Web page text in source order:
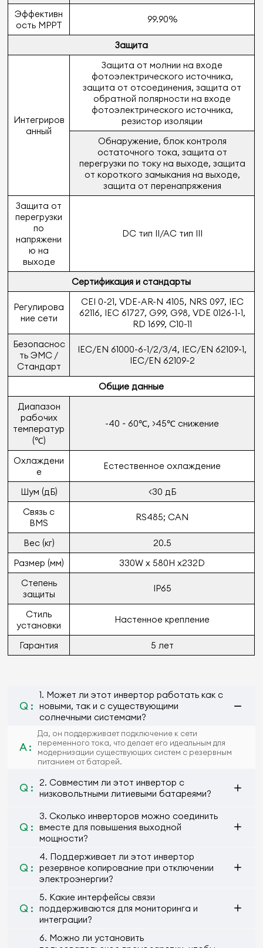
Эффективн
ость MPPT
99.90%
Защита
Интегриров
анный
Защита от молнии на входе
фотоэлектрического источника,
защита от отсоединения, защита от
обратной полярности на входе
фотоэлектрического источника,
резистор изоляции
Обнаружение, блок контроля
остаточного тока, защита от
перегрузки по току на выходе, защита
от короткого замыкания на выходе,
защита от перенапряжения
Защита от
перегрузки
по
напряжени
ю на
выходе
DC тип II/AC тип III
Сертификация и стандарты
Регулирова
ние сети
CEI 0-21, VDE-AR-N 4105, NRS 097, IEC
62116, IEC 61727, G99, G98, VDE 0126-1-1,
RD 1699, C10-11
Безопаснос
ть ЭМС /
Стандарт
IEC/EN 61000-6-1/2/3/4, IEC/EN 62109-1,
IEC/EN 62109-2
Общие данные
Диапазон
рабочих
температур
(℃)
-40 ~ 60℃, >45℃ снижение
Охлаждени
е
Естественное охлаждение
Шум (дБ)
<30 дБ
Связь с
BMS
RS485; CAN
Вес (кг)
20.5
Размер (мм)
330W x 580H x232D
Степень
защиты
IP65
Стиль
установки
Настенное крепление
Гарантия 5 лет
Q :
1. Может ли этот инвертор работать как с
новыми, так и с существующими
солнечными системами?
A :
Да, он поддерживает подключение к сети
переменного тока, что делает его идеальным для
модернизации существующих систем с резервным
питанием от батарей.
Q :
2. Совместим ли этот инвертор с
низковольтными литиевыми батареями?
Q :
3. Сколько инверторов можно соединить
вместе для повышения выходной
мощности?
Q :
4. Поддерживает ли этот инвертор
резервное копирование при отключении
электроэнергии?
Q :
5. Какие интерфейсы связи
поддерживаются для мониторинга и
интеграции?
6. Можно ли установить